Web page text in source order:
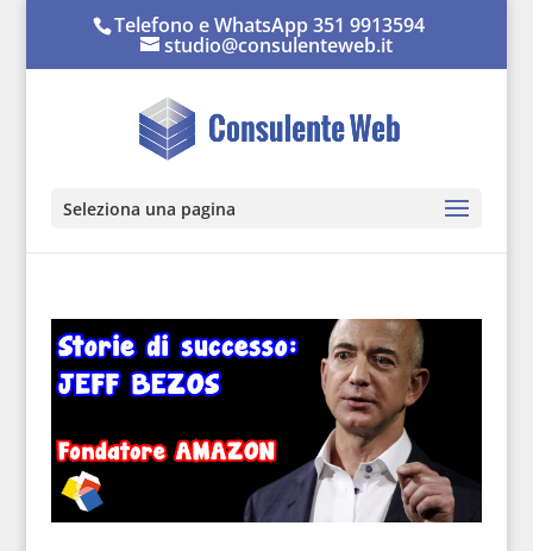
Telefono e WhatsApp 351 9913594
studio@consulenteweb.it
Seleziona una pagina